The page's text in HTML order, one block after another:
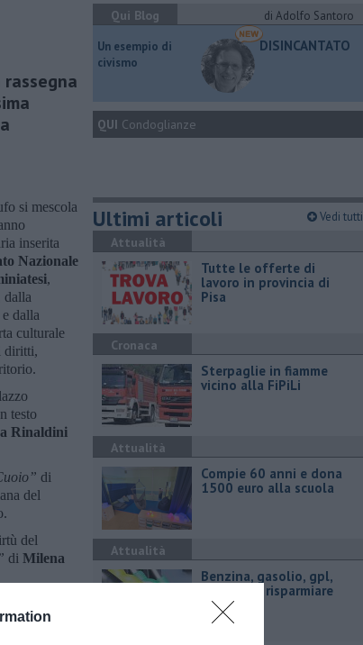
si mescola
inserita
Nazionale
,
dalla
e dalla
culturale
diritti,
testo
Rinaldini
di
del
del
di Milena
Wilde
Qui Blog
di Adolfo Santoro
​Un esempio di
civismo
DISINCANTATO
QUI Condoglianze
Ultimi articoli Vedi tutti
Attualità
​Tutte le offerte di
lavoro in provincia di
Pisa
Cronaca
Sterpaglie in fiamme
vicino alla FiPiLi
Attualità
Compie 60 anni e dona
1500 euro alla scuola
Attualità
​Benzina, gasolio, gpl,
ecco dove risparmiare